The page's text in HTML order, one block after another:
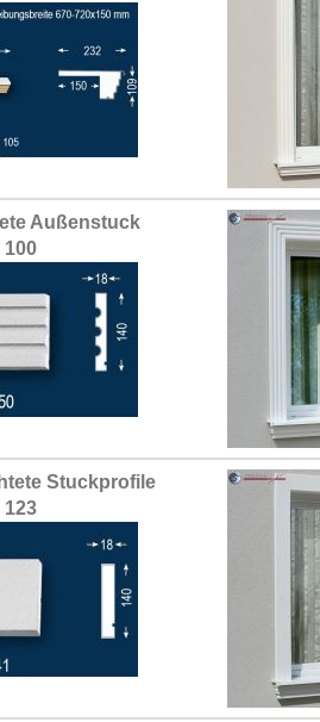
Außenstuck
Stuckprofile
123